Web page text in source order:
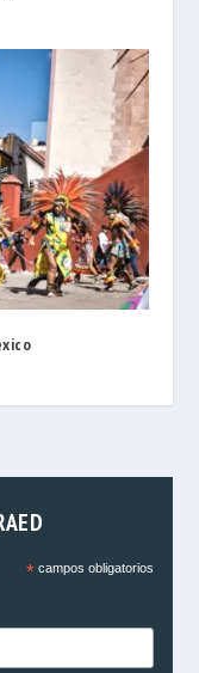
*campos obligatorios